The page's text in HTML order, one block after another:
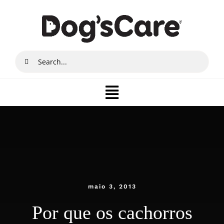
Buscar
Toggle
Lojista
Onde Comprar
maio 3, 2013
Por que os cachorros